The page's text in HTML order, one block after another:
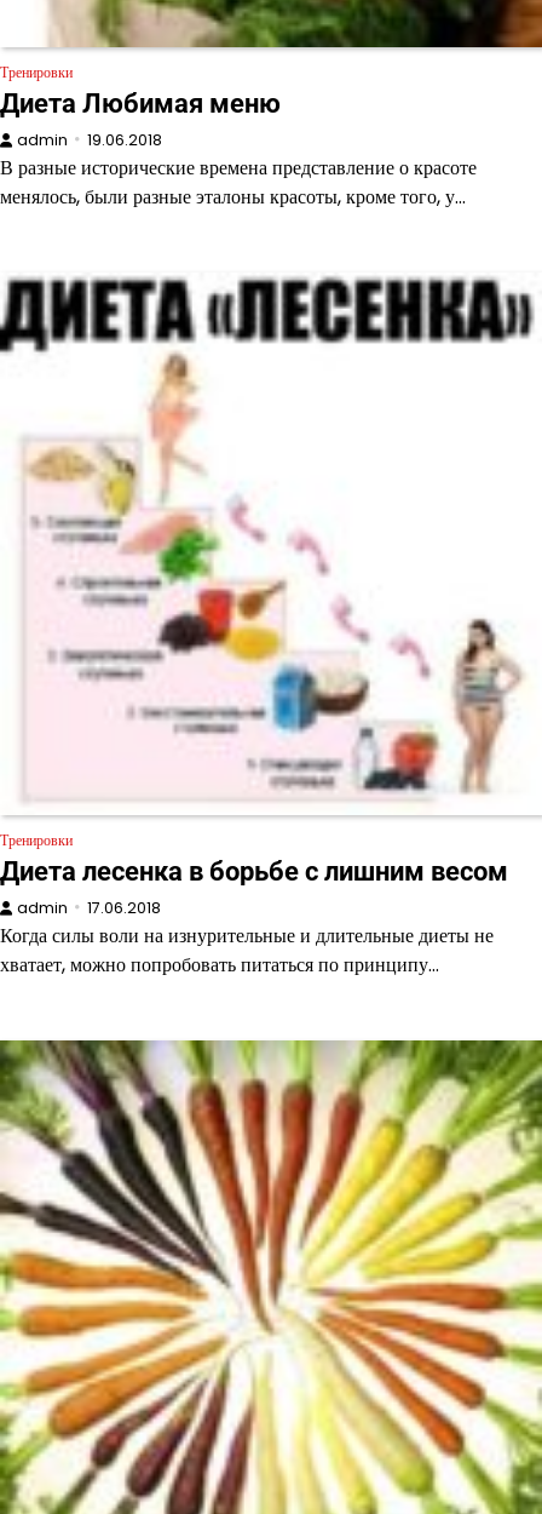
Тренировки
Диета Любимая меню
admin 19.06.2018
В разные исторические времена представление о красоте
менялось, были разные эталоны красоты, кроме того, у…
Тренировки
Диета лесенка в борьбе с лишним весом
admin 17.06.2018
Когда силы воли на изнурительные и длительные диеты не
хватает, можно попробовать питаться по принципу…